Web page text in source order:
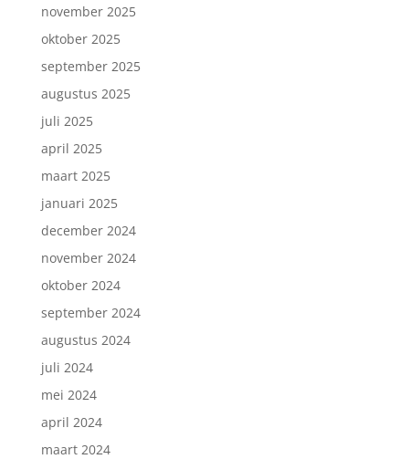
november 2025
oktober 2025
september 2025
augustus 2025
juli 2025
april 2025
maart 2025
januari 2025
december 2024
november 2024
oktober 2024
september 2024
augustus 2024
juli 2024
mei 2024
april 2024
maart 2024
Inschrijven nieuwsbrief.